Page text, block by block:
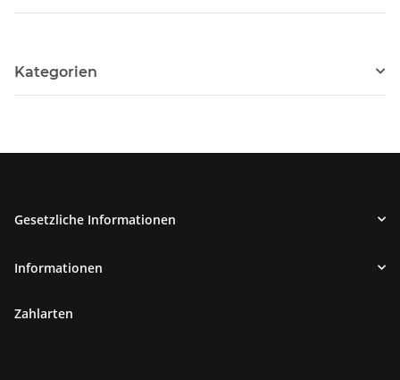
Kategorien
Gesetzliche Informationen
Informationen
Zahlarten